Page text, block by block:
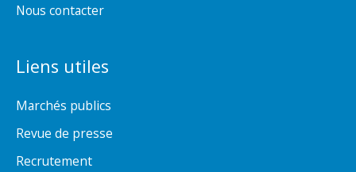
Nous contacter
Liens utiles
Marchés publics
Revue de presse
Recrutement